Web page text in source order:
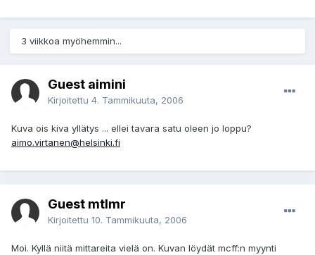
3 viikkoa myöhemmin...
Guest aimini
Kirjoitettu 4. Tammikuuta, 2006
Kuva ois kiva yllätys ... ellei tavara satu oleen jo loppu?
aimo.virtanen@helsinki.fi
Guest mtlmr
Kirjoitettu 10. Tammikuuta, 2006
Moi. Kyllä niitä mittareita vielä on. Kuvan löydät mcff:n myynti